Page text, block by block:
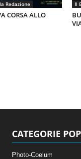
Redazione
CORSA ALLO
Il
CATEGORIE
Photo-Coelum